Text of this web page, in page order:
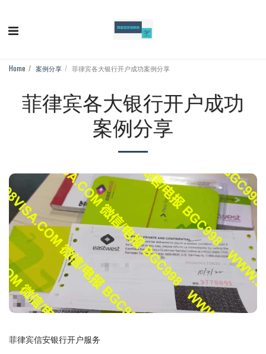
Home 案例分享 菲律宾各大银行开户成功案例分享
菲律宾各大银行开户成功
案例分享
菲律宾信安银行开户服务